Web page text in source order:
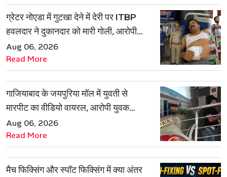
ग्रेटर नोएडा में गुटखा देने में देरी पर ITBP
हवलदार ने दुकानदार को मारी गोली, आरोपी
गिरफ्तार
Aug 06, 2026
Read More
गाजियाबाद के जयपुरिया मॉल में युवती से
मारपीट का वीडियो वायरल, आरोपी युवक
हिरासत में
Aug 06, 2026
Read More
मैच फिक्सिंग और स्पॉट फिक्सिंग में क्या अंतर